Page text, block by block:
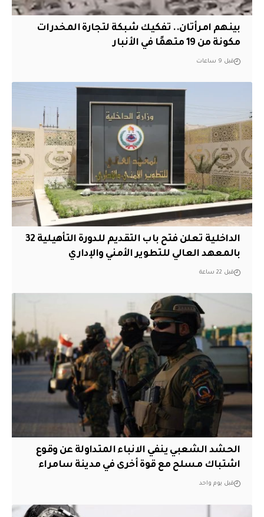
بينهم امرأتان.. تفكيك شبكة لتجارة المخدرات
مكونة من 19 متهمًا في الأنبار
قبل 9 ساعات
الداخلية تعلن فتح باب التقديم للدورة التأهيلية 32
بالمعهد العالي للتطوير الأمني والإداري
قبل 22 ساعة
الحشد الشعبي ينفي الانباء المتداولة عن وقوع
اشتباك مسلح مع قوة أخرى في مدينة سامراء
قبل يوم واحد